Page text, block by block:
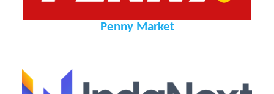
Penny Market